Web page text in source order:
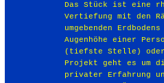
Das Stück ist eine
Vertiefung mit den
umgebenden
Augenhöhe einer
(tiefste Stelle) oder
Projekt geht es um
privater Erfahrung